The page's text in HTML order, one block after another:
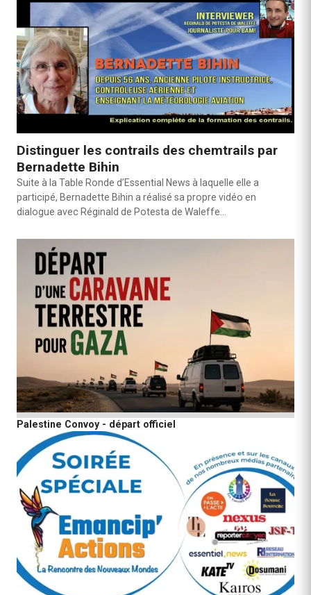
Distinguer les contrails des chemtrails par
Bernadette Bihin
Suite à la Table Ronde d’Essential News à laquelle elle a
participé, Bernadette Bihin a réalisé sa propre vidéo en
dialogue avec Réginald de Potesta de Waleffe…
Palestine Convoy - départ officiel